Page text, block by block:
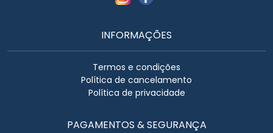
INFORMAÇÕES
Termos e condições
Política de cancelamento
Política de privacidade
PAGAMENTOS & SEGURANÇA